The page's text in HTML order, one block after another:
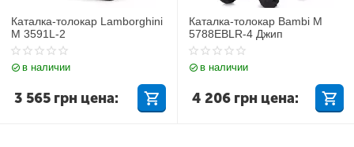
Каталка-толокар Lamborghini
M 3591L-2
в наличии
3 565 грн цена:
Каталка-толокар Bambi M
5788EBLR-4 Джип
в наличии
4 206 грн цена: